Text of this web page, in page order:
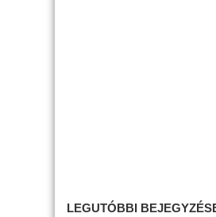
LEGUTÓBBI